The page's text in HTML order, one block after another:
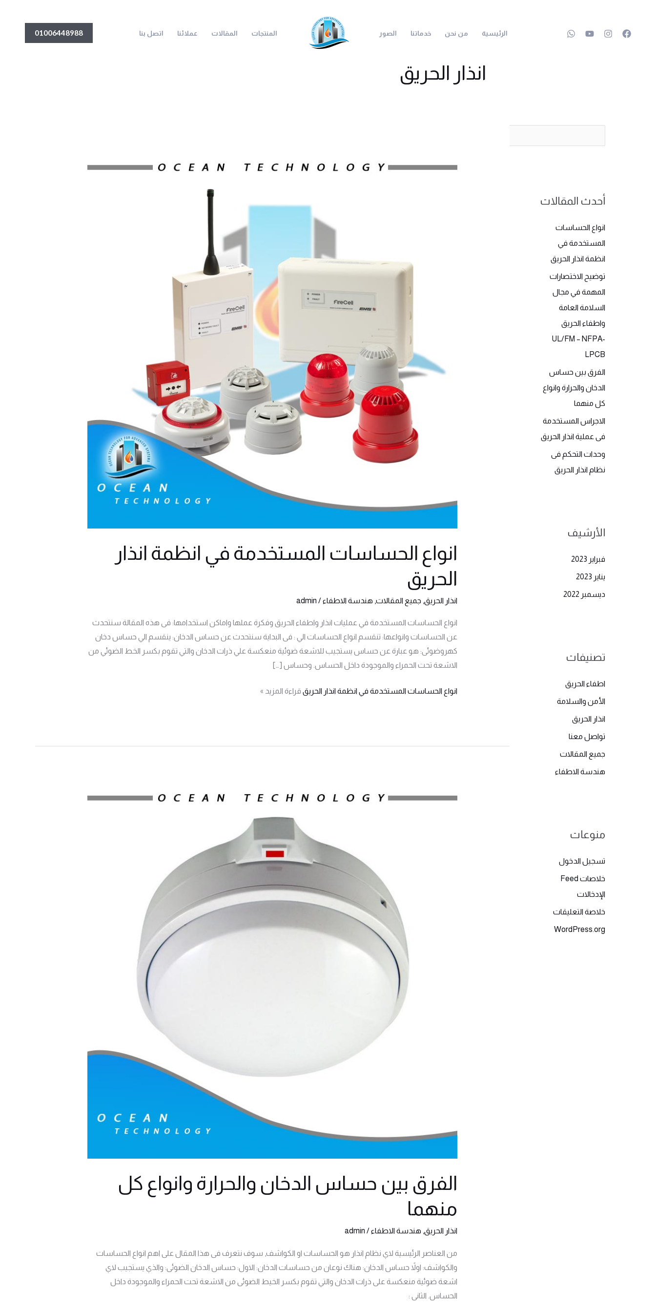
الرئيسية من نحن خدماتنا الصور المنتجات المقالات عملائنا اتصل بنا 01006448988
أحدث المقالات
انواع الحساسات
المستخدمة في
انظمة انذار الحريق
توضيح الاختصارات
المهمة في مجال
السلامة العامة
واطفاء الحريق
UL/FM – NFPA-
LPCB
الفرق بين حساس
الدخان والحرارة وانواع
كل منهما
الاجراس المستخدمة
فى عملية انذار الحريق
وحدات التحكم فى
نظام انذار الحريق
الأرشيف
فبراير 2023
يناير 2023
ديسمبر 2022
تصنيفات
اطفاء الحريق
الأمن والسلامة
انذار الحريق
تواصل معنا
جميع المقالات
هندسة الاطفاء
منوعات
تسجيل الدخول
خلاصات Feed
الإدخالات
خلاصة التعليقات
WordPress.org
انذار الحريق
انواع الحساسات المستخدمة في انظمة انذار
الحريق
انذار الحريق, جميع المقالات, هندسة الاطفاء/
admin
انواع الحساسات المستخدمة في عمليات انذار واطفاء الحريق وفكرة عملها واماكن استخدامها: فى هذه المقالة سنتحدث
عن الحساسات وانواعها: تنقسم انواع الحساسات الي : فى البداية سنتحدث عن حساس الدخان: ينقسم الي حساس دخان
كهروضوئى: هو عبارة عن حساس يستجيب للاشعة ضوئية منعكسة علي ذرات الدخان والتي تقوم بكسر الخط الضوئي من
الاشعة تحت الحمراء والموجودة داخل الحساس. وحساس […]
انواع الحساسات المستخدمة في انظمة انذار الحريققراءة المزيد »
الفرق بين حساس الدخان والحرارة وانواع كل
منهما
انذار الحريق, هندسة الاطفاء/
admin
من العناصر الرئيسية لاي نظام انذار هو الحساسات او الكواشف, سوف نتعرف فى هذا المقال على اهم انواع الحساسات
والكواشف: اولاً حساس الدخان: هناك نوعان من حساسات الدخان: الاول: حساس الدخان الضوئى: والذي يستجيب لاي
اشعة ضوئية منعكسة على ذرات الدخان والتي تقوم بكسر الخيط الضوئى من الاشعة تحت الحمراء والموجودة داخل
الحساس. الثانى :